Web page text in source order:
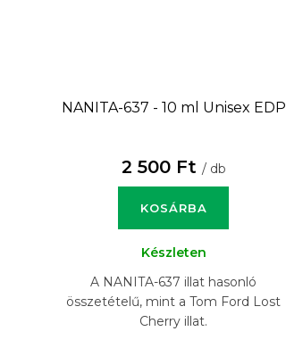
NANITA-637 - 10 ml Unisex EDP
2 500 Ft / db
KOSÁRBA
Készleten
A NANITA-637 illat hasonló
összetételű, mint a Tom Ford Lost
Cherry illat.